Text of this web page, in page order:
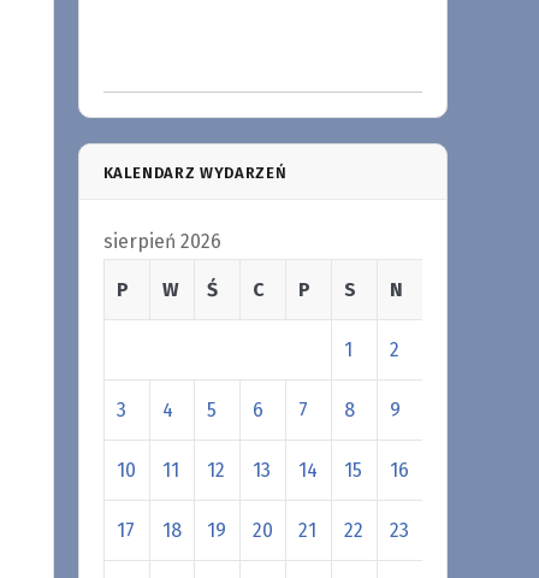
KALENDARZ WYDARZEŃ
sierpień 2026
P W Ś C P S N
1 2
3 4 5 6 7 8 9
10 11 12 13 14 15 16
17 18 19 20 21 22 23